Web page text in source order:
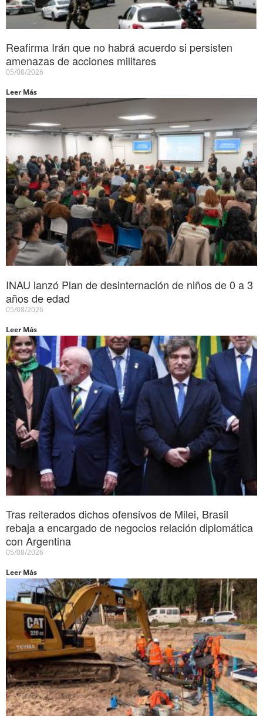
Reafirma Irán que no habrá acuerdo si persisten
amenazas de acciones militares
05/08/2026
Leer Más
INAU lanzó Plan de desinternación de niños de 0 a 3
años de edad
05/08/2026
Leer Más
Tras reiterados dichos ofensivos de Milei, Brasil
rebaja a encargado de negocios relación diplomática
con Argentina
05/08/2026
Leer Más